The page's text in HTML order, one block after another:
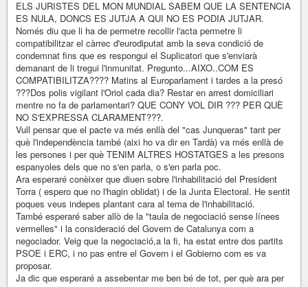
ELS JURISTES DEL MON MUNDIAL SABEM QUE LA SENTENCIA
ES NULA, DONCS ES JUTJA A QUI NO ES PODIA JUTJAR.
Només diu que li ha de permetre recollir l'acta permetre li
compatibilitzar el càrrec d'eurodiputat amb la seva condició de
condemnat fins que es respongui el Suplicatori que s'enviarà
demanant de li tregui l'inmunitat. Pregunto...AIXO..COM ES
COMPATIBILITZA???? Matins al Europarlament i tardes a la presó
???Dos polis vigilant l'Oriol cada dia? Restar en arrest domiciliari
mentre no fa de parlamentari? QUE CONY VOL DIR ??? PER QUÈ
NO S'EXPRESSA CLARAMENT???.
Vull pensar que el pacte va més enllà del "cas Junqueras" tant per
què l'independència també (aixi ho va dir en Tardà) va més enllà de
les persones i per què TENIM ALTRES HOSTATGES a les presons
espanyoles dels que no s'en parla, o s'en parla poc.
Ara esperaré conèixer que diuen sobre l'inhabilitació del President
Torra ( espero que no l'hagin oblidat) i de la Junta Electoral. He sentit
poques veus indepes plantant cara al tema de l'inhabilitació.
També esperaré saber allò de la "taula de negociació sense línees
vermelles" i la consideració del Govern de Catalunya com a
negociador. Veig que la negociació,a la fi, ha estat entre dos partits
PSOE i ERC, i no pas entre el Govern i el Gobierno com es va
proposar.
Ja dic que esperaré a assebentar me ben bé de tot, per què ara per